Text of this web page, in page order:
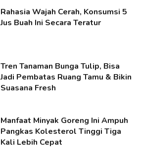
Rahasia Wajah Cerah, Konsumsi 5
Jus Buah Ini Secara Teratur
Tren Tanaman Bunga Tulip, Bisa
Jadi Pembatas Ruang Tamu & Bikin
Suasana Fresh
Manfaat Minyak Goreng Ini Ampuh
Pangkas Kolesterol Tinggi Tiga
Kali Lebih Cepat